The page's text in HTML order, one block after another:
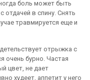
боль может быть
отдачей в спину. Снять
травмируется еще и
отрыжка с
очень бурно. Частая
цвет, не дает
худеет, аппетит у него